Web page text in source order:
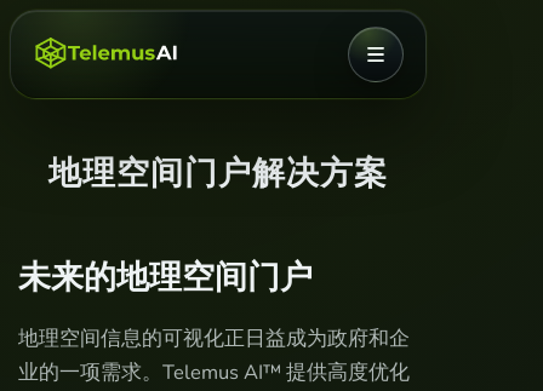
菜单
地理空间门户解决方案
未来的地理空间门户
地理空间信息的可视化正日益成为政府和企
业的一项需求。Telemus AI™ 提供高度优化